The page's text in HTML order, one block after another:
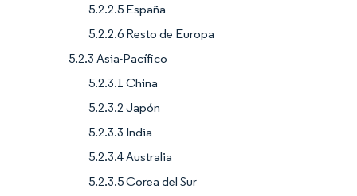
5.2.2.5 España
5.2.2.6 Resto de Europa
5.2.3 Asia-Pacífico
5.2.3.1 China
5.2.3.2 Japón
5.2.3.3 India
5.2.3.4 Australia
5.2.3.5 Corea del Sur